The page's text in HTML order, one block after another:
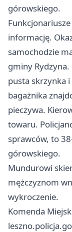
górowskiego.
informację.
samochodzie
gminy Rydzyna.
pusta skrzynka
bagażnika
pieczywa.
towaru.
sprawców, to
górowskiego.
Mundurowi
mężczyznom
wykroczenie.
Komenda